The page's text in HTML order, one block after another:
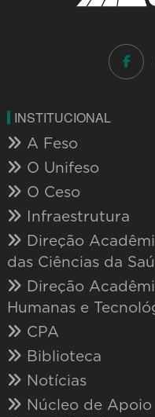
INSTITUCIONAL
A Feso
O Unifeso
O Ceso
Infraestrutura
Direção
das Ciências da
Direção
Humanas e
CPA
Biblioteca
Notícias
Núcleo de